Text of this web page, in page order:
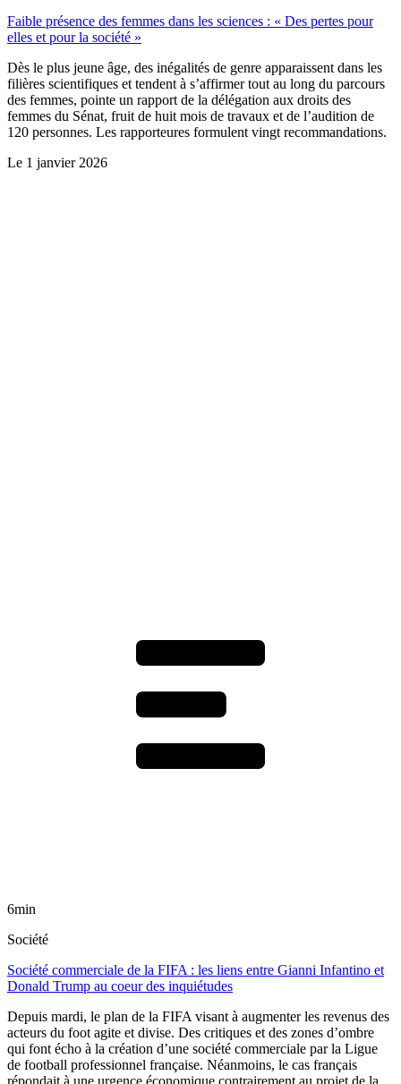
Faible présence des femmes dans les sciences : « Des pertes pour
elles et pour la société »
Dès le plus jeune âge, des inégalités de genre apparaissent dans les
filières scientifiques et tendent à s’affirmer tout au long du parcours
des femmes, pointe un rapport de la délégation aux droits des
femmes du Sénat, fruit de huit mois de travaux et de l’audition de
120 personnes. Les rapporteures formulent vingt recommandations.
Le 1 janvier 2026
6min
Société
Société commerciale de la FIFA : les liens entre Gianni Infantino et
Donald Trump au coeur des inquiétudes
Depuis mardi, le plan de la FIFA visant à augmenter les revenus des
acteurs du foot agite et divise. Des critiques et des zones d’ombre
qui font écho à la création d’une société commerciale par la Ligue
de football professionnel française. Néanmoins, le cas français
répondait à une urgence économique contrairement au projet de la